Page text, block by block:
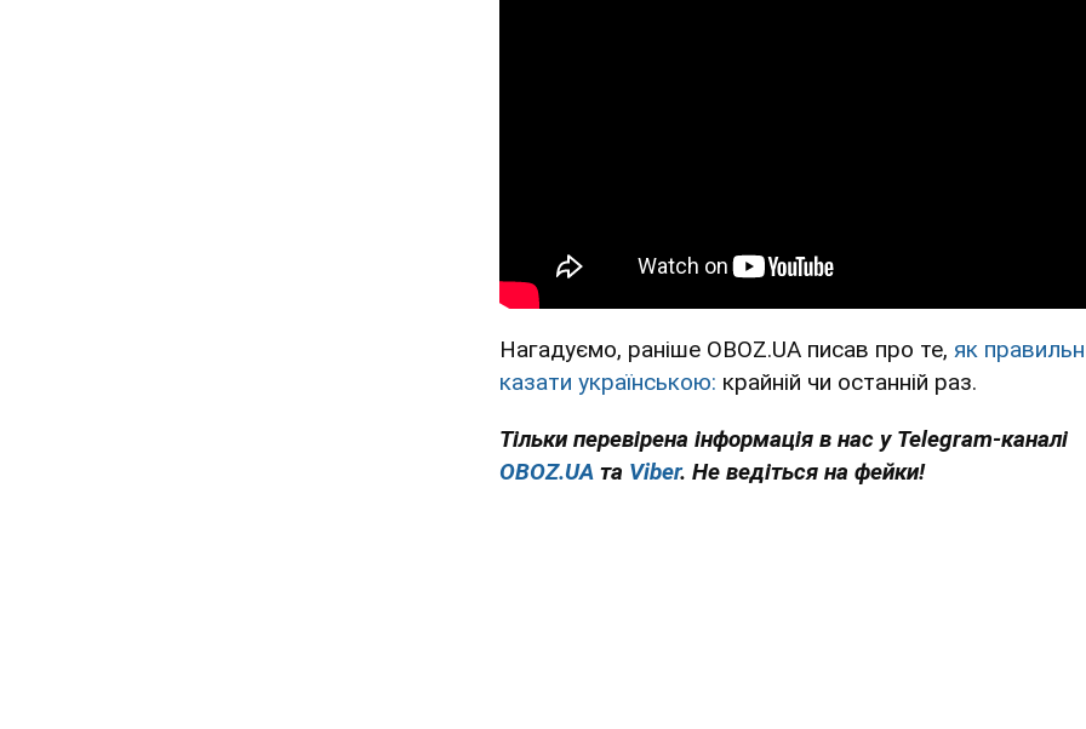
Нагадуємо, раніше OBOZ.UA писав про те, як
казати українською: крайній чи останній раз.
Тільки перевірена інформація в нас у Telegram-каналі
OBOZ.UA та Viber. Не ведіться на фейки!